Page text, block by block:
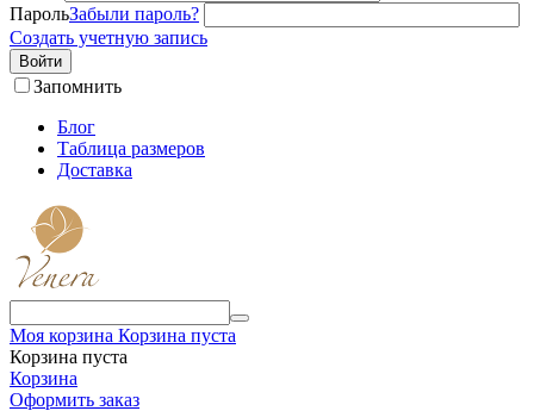
ПарольЗабыли пароль?
Создать учетную запись
Войти
Запомнить
Блог
Таблица размеров
Доставка
Моя корзина Корзина пуста
Корзина пуста
Корзина
Оформить заказ